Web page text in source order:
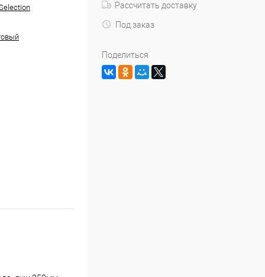
Рассчитать доставку
Под заказ
Поделиться